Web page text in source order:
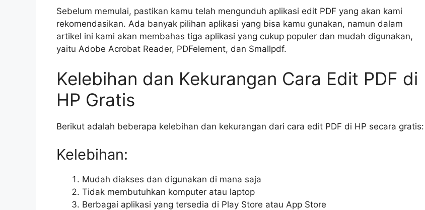
Sebelum memulai, pastikan kamu telah mengunduh aplikasi edit PDF yang akan kami
rekomendasikan. Ada banyak pilihan aplikasi yang bisa kamu gunakan, namun dalam
artikel ini kami akan membahas tiga aplikasi yang cukup populer dan mudah digunakan,
yaitu Adobe Acrobat Reader, PDFelement, dan Smallpdf.
Kelebihan dan Kekurangan Cara Edit PDF di
HP Gratis
Berikut adalah beberapa kelebihan dan kekurangan dari cara edit PDF di HP secara gratis:
Kelebihan:
Mudah diakses dan digunakan di mana saja
Tidak membutuhkan komputer atau laptop
Berbagai aplikasi yang tersedia di Play Store atau App Store